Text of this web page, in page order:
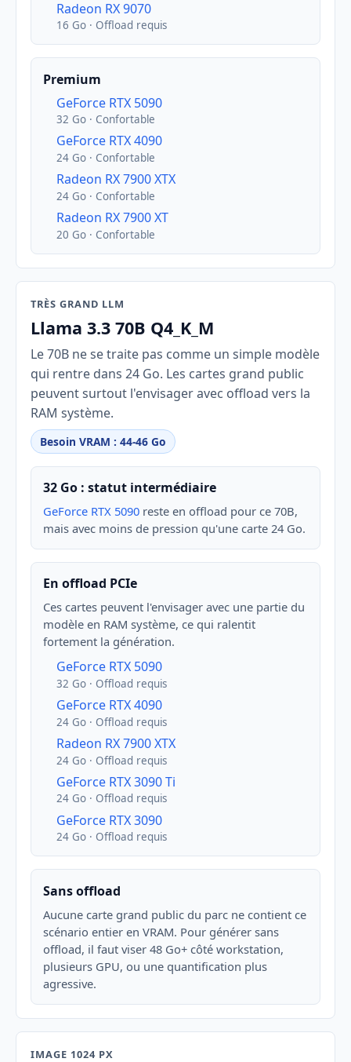
Radeon RX 9070
16 Go · Offload requis
Premium
GeForce RTX 5090
32 Go · Confortable
GeForce RTX 4090
24 Go · Confortable
Radeon RX 7900 XTX
24 Go · Confortable
Radeon RX 7900 XT
20 Go · Confortable
TRÈS GRAND LLM
Llama 3.3 70B Q4_K_M
Le 70B ne se traite pas comme un simple modèle
qui rentre dans 24 Go. Les cartes grand public
peuvent surtout l'envisager avec offload vers la
RAM système.
Besoin VRAM : 44-46 Go
32 Go : statut intermédiaire
GeForce RTX 5090 reste en offload pour ce 70B,
mais avec moins de pression qu'une carte 24 Go.
En offload PCIe
Ces cartes peuvent l'envisager avec une partie du
modèle en RAM système, ce qui ralentit
fortement la génération.
GeForce RTX 5090
32 Go · Offload requis
GeForce RTX 4090
24 Go · Offload requis
Radeon RX 7900 XTX
24 Go · Offload requis
GeForce RTX 3090 Ti
24 Go · Offload requis
GeForce RTX 3090
24 Go · Offload requis
Sans offload
Aucune carte grand public du parc ne contient ce
scénario entier en VRAM. Pour générer sans
offload, il faut viser 48 Go+ côté workstation,
plusieurs GPU, ou une quantification plus
agressive.
IMAGE 1024 PX